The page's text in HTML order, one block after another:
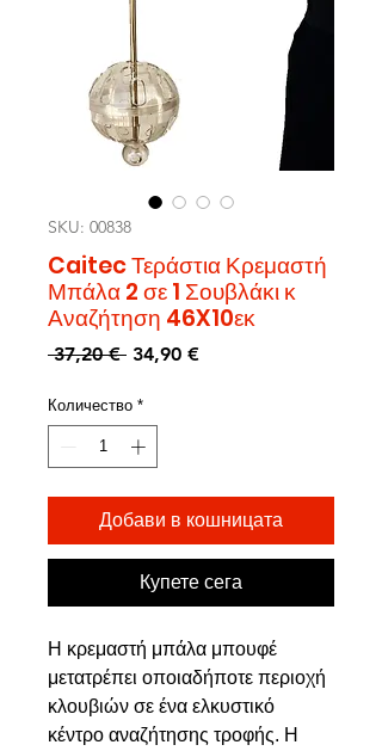
SKU: 00838
Caitec Τεράστια Κρεμαστή
Μπάλα 2 σε 1 Σουβλάκι κ
Αναζήτηση 46X10εκ
37,20 € Редовна
34,90 €Продажна
Количество *
Добави в кошницата
Купете сега
Η κρεμαστή μπάλα μπουφέ
μετατρέπει οποιαδήποτε περιοχή
κλουβιών σε ένα ελκυστικό
κέντρο αναζήτησης τροφής. Η